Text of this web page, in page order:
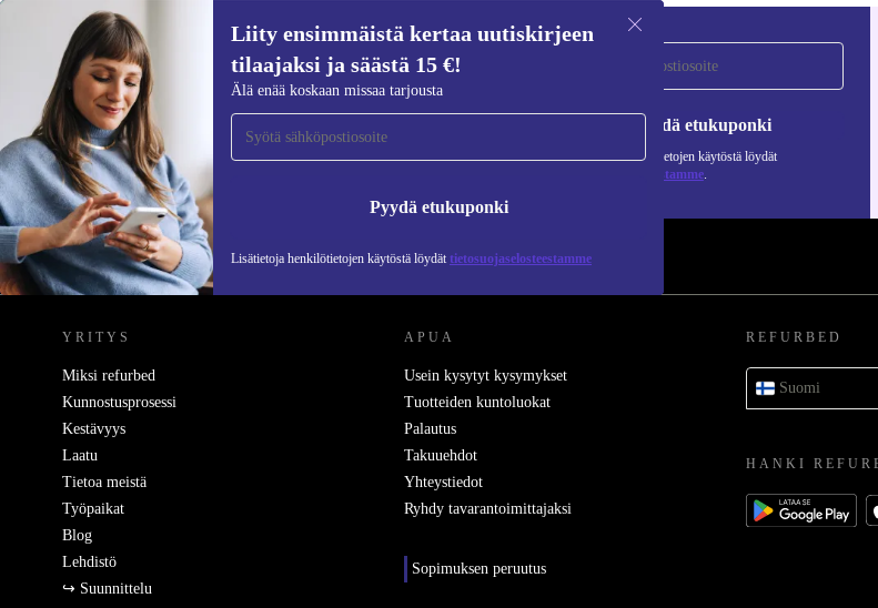
Liity ensimmäistä kertaa uutiskirjeen
tilaajaksi ja säästä 15 €!
Älä enää koskaan missaa tarjousta
Pyydä etukuponki
Lisätietoja henkilötietojen käytöstä löydät tietosuojaselosteestamme
Liity ensimmäistä kertaa uutiskirjeen
tilaajaksi ja säästä 15 €!
Älä missaa enää yhtäkään tarjousta.
Pyydä etukuponki
Lisätietoja henkilötietojen käytöstä löydät
tietosuojaselosteestamme.
REFURBED SUOMI - RETHINK NEW.
YRITYS
Miksi refurbed
Kunnostusprosessi
Kestävyys
Laatu
Tietoa meistä
Työpaikat
Blog
Lehdistö
↪ Suunnittelu
APUA
Usein kysytyt kysymykset
Tuotteiden kuntoluokat
Palautus
Takuuehdot
Yhteystiedot
Ryhdy tavarantoimittajaksi
Sopimuksen peruutus
REFURBED
Suomi
HANKI